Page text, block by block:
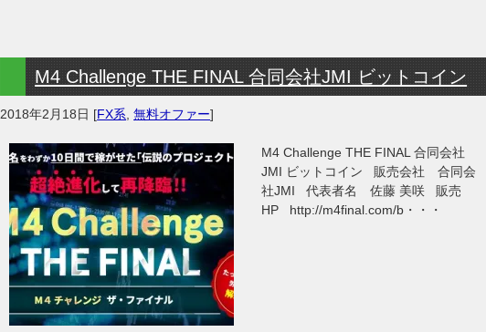
M4 Challenge THE FINAL 合同会社JMI ビットコイン
2018年2月18日 [FX系 ,無料オファー]
M4 Challenge THE FINAL 合同会社
JMI ビットコイン 販売会社 合同会
社JMI 代表者名 佐藤 美咲 販売
HP http://m4final.com/b・・・